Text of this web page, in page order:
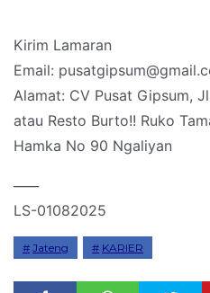
Kirim Lamaran
Email:
Alamat: CV Pusat Gipsum,
atau Resto Burto!! Ruko
Hamka No 90 Ngaliyan
LS-01082025
Jateng KARIER